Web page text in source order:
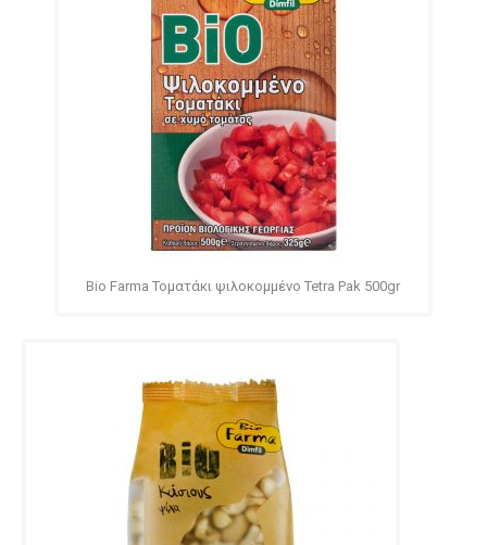
Bio Farma Τοματάκι ψιλοκομμένο Tetra Pak 500gr